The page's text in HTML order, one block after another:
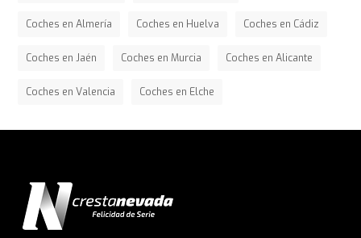
Coches en Almería Coches en Huelva Coches en Cádiz
Coches en Jaén Coches en Murcia Coches en Alicante
Coches en Valencia Coches en Elche